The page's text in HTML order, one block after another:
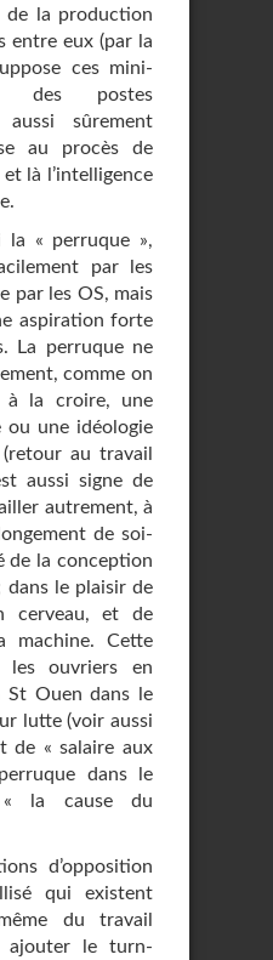
de la production
entre eux (par la
ces mini-
des postes
aussi sûrement
au procès de
là l’intelligence
la « perruque »,
par les
par les OS, mais
aspiration forte
La perruque ne
comme on
à la croire, une
une idéologie
au travail
aussi signe de
autrement, à
de soi-
de la conception
dans le plaisir de
cerveau, et de
machine. Cette
les ouvriers en
St Ouen dans le
lutte (voir aussi
de « salaire aux
dans le
la cause du
d’opposition
qui existent
du travail
le turn-